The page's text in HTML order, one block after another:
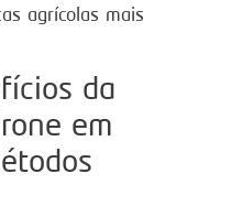
agrícolas mais
da
em